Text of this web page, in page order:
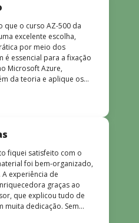
que o curso AZ-500 da
excelente escolha,
por meio dos
é essencial para a fixação
Microsoft Azure,
da teoria e aplique os
e simulados. Outro
do curso. O conteúdo é
muito avançada.”
fiquei satisfeito com o
foi bem-organizado,
experiência de
graças ao
que explicou tudo de
muita dedicação. Sem
aprendizado!”